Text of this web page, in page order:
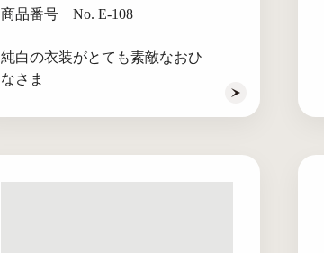
商品番号 No. E-108
純白の衣装がとても素敵なおひ
なさま